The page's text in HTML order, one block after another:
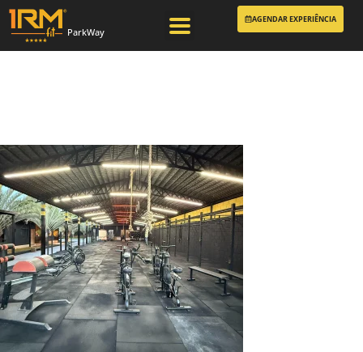
ParkWay
AGENDAR EXPERIÊNCIA